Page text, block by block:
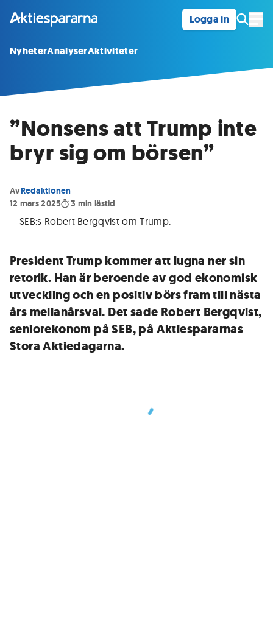
Logga in
NyheterAnalyserAktiviteter
”Nonsens att Trump inte
bryr sig om börsen”
AvRedaktionen
12 mars 2025
3 min lästid
SEB:s Robert Bergqvist om Trump.
President Trump kommer att lugna ner sin
retorik. Han är beroende av god ekonomisk
utveckling och en positiv börs fram till nästa
års mellanårsval. Det sade Robert Bergqvist,
seniorekonom på SEB, på Aktiespararnas
Stora Aktiedagarna.